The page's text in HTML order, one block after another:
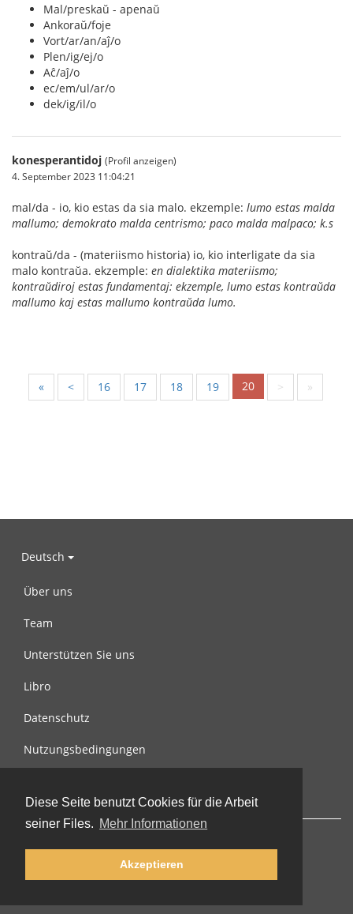
Diese Seite benutzt Cookies für die Arbeit
seiner Files. Mehr Informationen
Akzeptieren
Mal/preskaŭ - apenaŭ
Ankoraŭ/foje
Vort/ar/an/aĵ/o
Plen/ig/ej/o
Aĉ/aĵ/o
ec/em/ul/ar/o
dek/ig/il/o
konesperantidoj (Profil anzeigen)
4. September 2023 11:04:21
mal/da - io, kio estas da sia malo. ekzemple: lumo estas malda
mallumo; demokrato malda centrismo; paco malda malpaco; k.s
kontraŭ/da - (materiismo historia) io, kio interligate da sia
malo kontraŭa. ekzemple: en dialektika materiismo;
kontraŭdiroj estas fundamentaj: ekzemple, lumo estas kontraŭda
mallumo kaj estas mallumo kontraŭda lumo.
« < 16 17 18 19 20 > »
Deutsch
Über uns
Team
Unterstützen Sie uns
Libro
Datenschutz
Nutzungsbedingungen
© 2002-2026 lernu.net |Impressum